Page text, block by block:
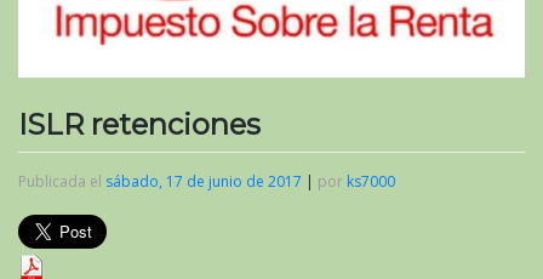
ISLR retenciones
Publicada el sábado, 17 de junio de 2017 | por ks7000